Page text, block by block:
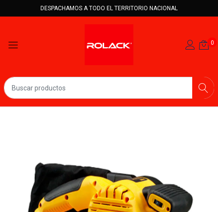
DESPACHAMOS A TODO EL TERRITORIO NACIONAL
0